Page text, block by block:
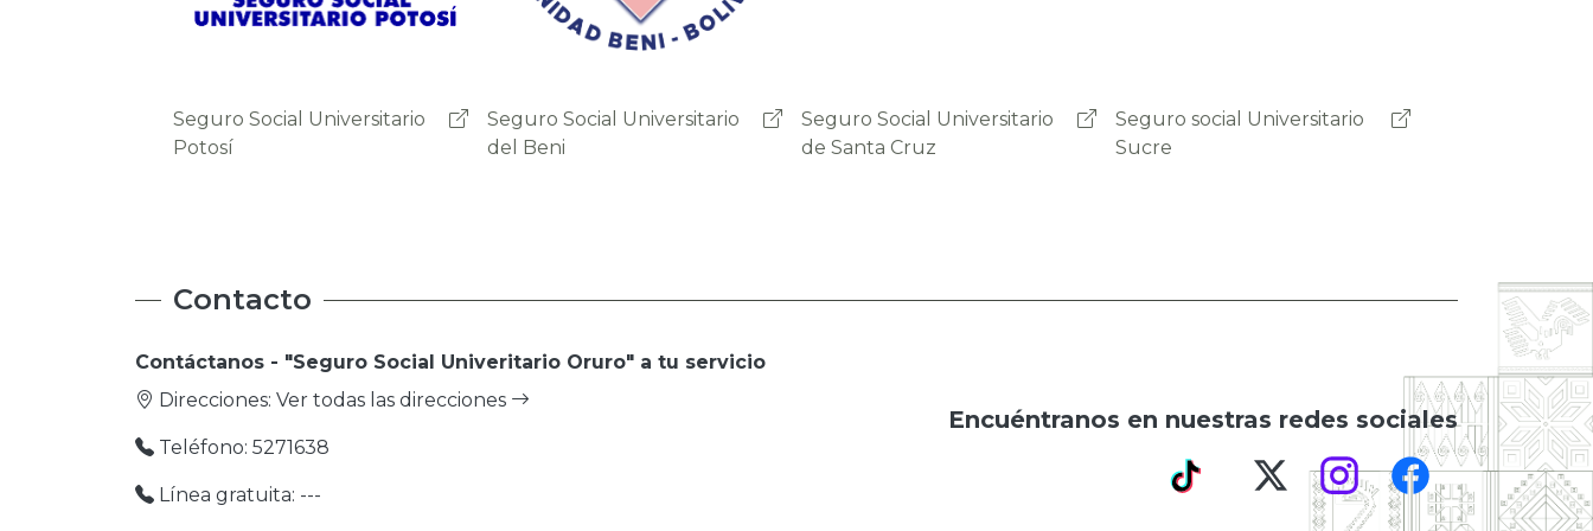
factura es firmada
en la base de datos del
Servicio de Impuestos
Seguro Social Universitario
del Beni
Seguro Social Universitario
de Santa Cruz
Seguro social Universitario
Sucre
Seguro Social Universitario
Cochabamba
Contacto
Contáctanos - "Seguro Social Univeritario Oruro" a tu servicio
Direcciones: Ver todas las direcciones
Teléfono: 5271638
Línea gratuita: ---
Encuéntranos en nuestras redes sociales